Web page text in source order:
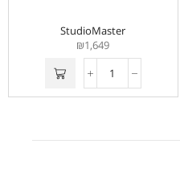
StudioMaster
₪1,649